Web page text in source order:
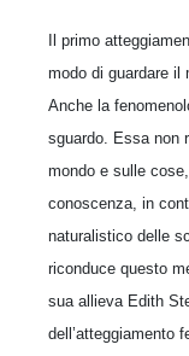
Il primo
modo di guardare il
Anche la
sguardo. Essa non
mondo e sulle
conoscenza, in
naturalistico delle
riconduce questo
sua allieva Edith
dell’atteggiamento